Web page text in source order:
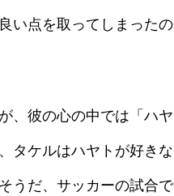
い点を取ってしまったの
、彼の心の中では「ハヤ
タケルはハヤトが好きな
うだ、サッカーの試合で